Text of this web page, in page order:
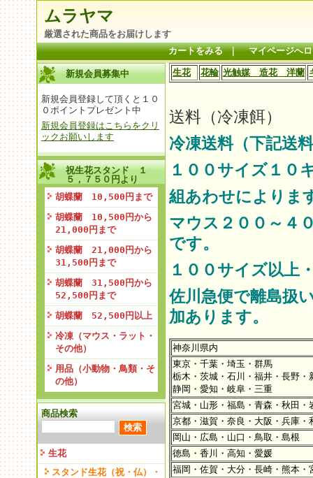
ムラヤマ
厳選された商品をお届けします
カートをみる｜ マイページへ
新規会員募集中
新規会員登録して頂くと１０
０ポイントプレゼント中
新規会員登録はこちらをクリ
ックお願いします
祝生花スタンド １
５，７５０円より
胡蝶蘭 10,500円まで
胡蝶蘭 10,500円から
21,000円まで
胡蝶蘭 21,000円から
31,500円まで
胡蝶蘭 31,500円から
52,500円まで
胡蝶蘭 52,500円以上
冷凍（マウス・ラット・
その他）
用品（小動物・鳥類・そ
の他）
商品検索
生花
スタンド生花（祝・仏）・
生花 花輪 光触媒 造花 洋蘭
送料（冷凍餌）
冷凍送料（下記送
１００サイズ１０
組あわせによりま
マウス２００～４
です。
１００サイズ以上
佐川急便で離島扱
加あります。
神奈川県内
東京・千葉・埼玉・群馬
栃木・茨城・石川・福井・長野・
静岡・愛知・岐阜・三重
宮城・山形・福島・青森・秋田・
京都・滋賀・奈良・大阪・兵庫・
岡山・広島・山口・鳥取・島根
徳島・香川・高知・愛媛
福岡・佐賀・大分・長崎・熊本・